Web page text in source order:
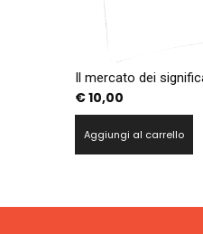
Il mercato dei
€10,00
Aggiungi al carrello